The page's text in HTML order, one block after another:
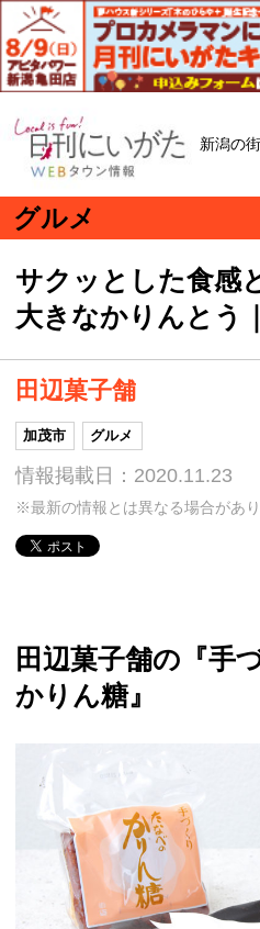
新潟の
グルメ
サクッとした食感
大きなかりんとう
田辺菓子舗
加茂市 グルメ
情報掲載日：2020.11.23
※最新の情報とは異なる場合があ
田辺菓子舗の『手
かりん糖』